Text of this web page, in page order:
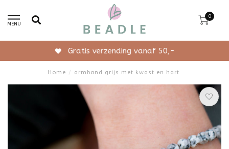
MENU
0
Gratis verzending vanaf 50,-
Home / armband grijs met kwast en hart